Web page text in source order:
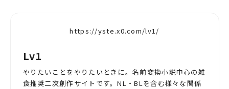
https://yste.x0.com/lv1/
Lv1
やりたいことをやりたいときに。名前変換小説中心の雑
食推奨二次創作サイトです。NL・BLを含む様々な関係